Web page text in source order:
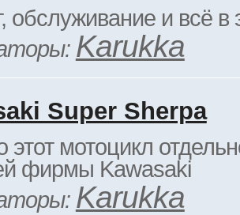
обслуживание и всё в
Karukka
Super Sherpa
этот мотоцикл
фирмы Kawasaki
Karukka